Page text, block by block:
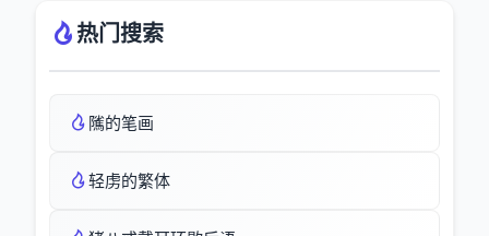
热门搜索
隲的笔画
轻虏的繁体